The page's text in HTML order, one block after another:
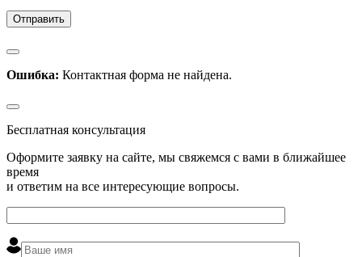
Ошибка: Контактная форма не найдена.
Бесплатная консультация
Оформите заявку на сайте, мы свяжемся с вами в ближайшее
время
и ответим на все интересующие вопросы.